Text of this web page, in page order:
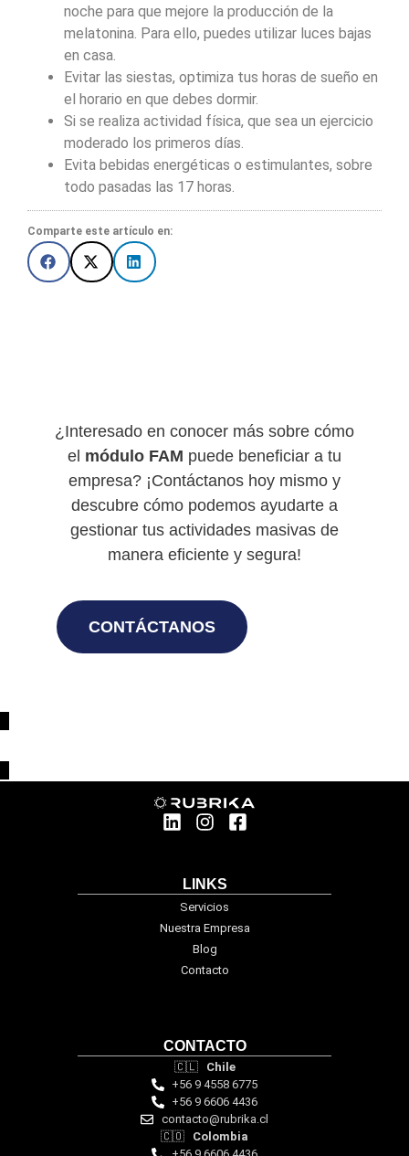
noche para que mejore la producción de la
melatonina. Para ello, puedes utilizar luces bajas
en casa.
Evitar las siestas, optimiza tus horas de sueño en
el horario en que debes dormir.
Si se realiza actividad física, que sea un ejercicio
moderado los primeros días.
Evita bebidas energéticas o estimulantes, sobre
todo pasadas las 17 horas.
Comparte este artículo en:
¿Interesado en conocer más sobre cómo
el módulo FAM puede beneficiar a tu
empresa? ¡Contáctanos hoy mismo y
descubre cómo podemos ayudarte a
gestionar tus actividades masivas de
manera eficiente y segura!
CONTÁCTANOS
LINKS
Servicios
Nuestra Empresa
Blog
Contacto
CONTACTO
🇨🇱 Chile
+56 9 4558 6775
+56 9 6606 4436
contacto@rubrika.cl
🇨🇴 Colombia